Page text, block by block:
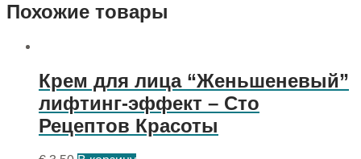
Похожие товары
Крем для лица “Женьшеневый”
лифтинг-эффект – Сто
Рецептов Красоты